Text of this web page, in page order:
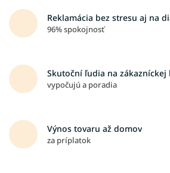
Reklamácia bez stresu aj na
96% spokojnosť
Skutoční ľudia na zákazníckej
vypočujú a poradia
Výnos tovaru až domov
za príplatok